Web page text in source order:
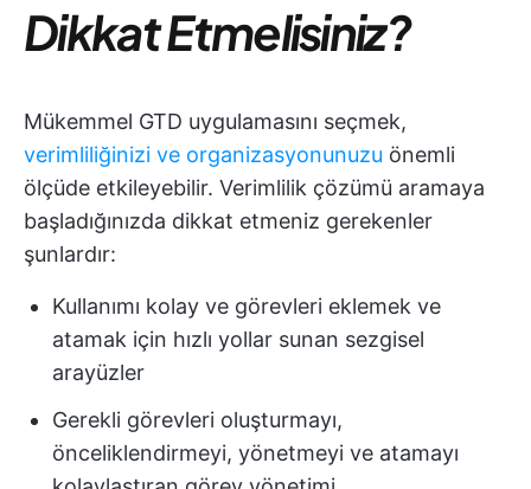
Dikkat Etmelisiniz?
Mükemmel GTD uygulamasını seçmek,
verimliliğinizi ve organizasyonunuzu önemli
ölçüde etkileyebilir. Verimlilik çözümü aramaya
başladığınızda dikkat etmeniz gerekenler
şunlardır:
Kullanımı kolay ve görevleri eklemek ve
atamak için hızlı yollar sunan sezgisel
arayüzler
Gerekli görevleri oluşturmayı,
önceliklendirmeyi, yönetmeyi ve atamayı